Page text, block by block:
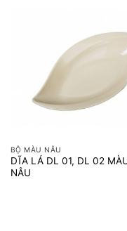
BỘ MÀU NÂU
DĨA LÁ DL 01, DL 02
NÂU